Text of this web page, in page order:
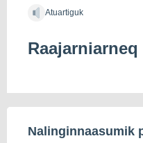
Atuartiguk
Raajarniarneq
Nalinginnaasumik